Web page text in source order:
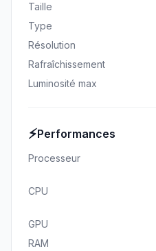
Taille
Type
Résolution
Rafraîchissement
Luminosité max
⚡Performances
Processeur
CPU
GPU
RAM